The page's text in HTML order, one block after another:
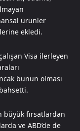
ürünler
ekledi.
Visa ilerleyen
bunun olması
büyük fırsatlardan
ve ABD’de de